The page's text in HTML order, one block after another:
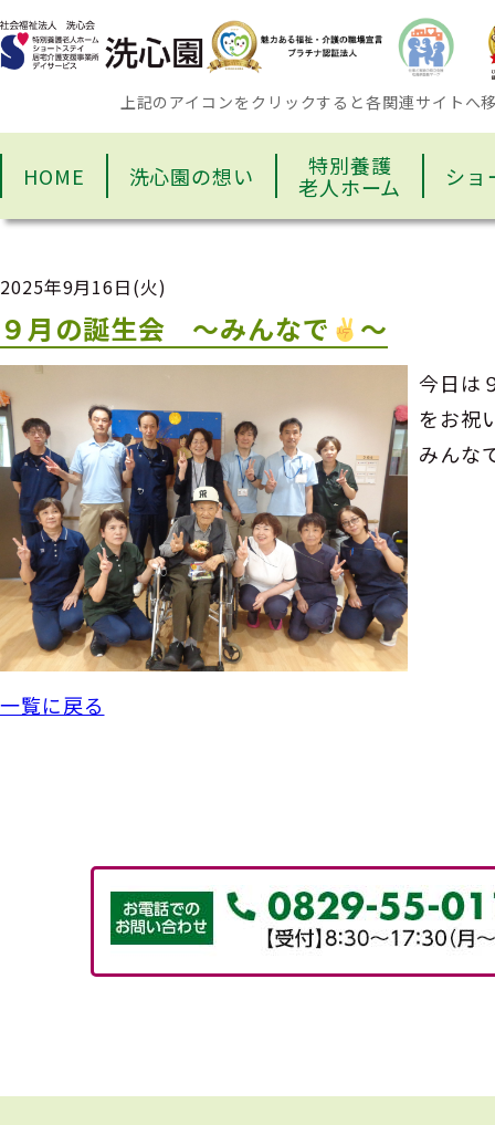
上記のアイコンをクリックすると各関連サイトへ
HOME 洗心園の想い 特別養護
老人ホーム ショ
2025年9月16日(火)
９月の誕生会 ～みんなで ～
今日は
をお祝
みんな
一覧に戻る